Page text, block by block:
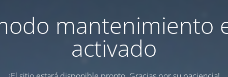
mantenimiento
activado